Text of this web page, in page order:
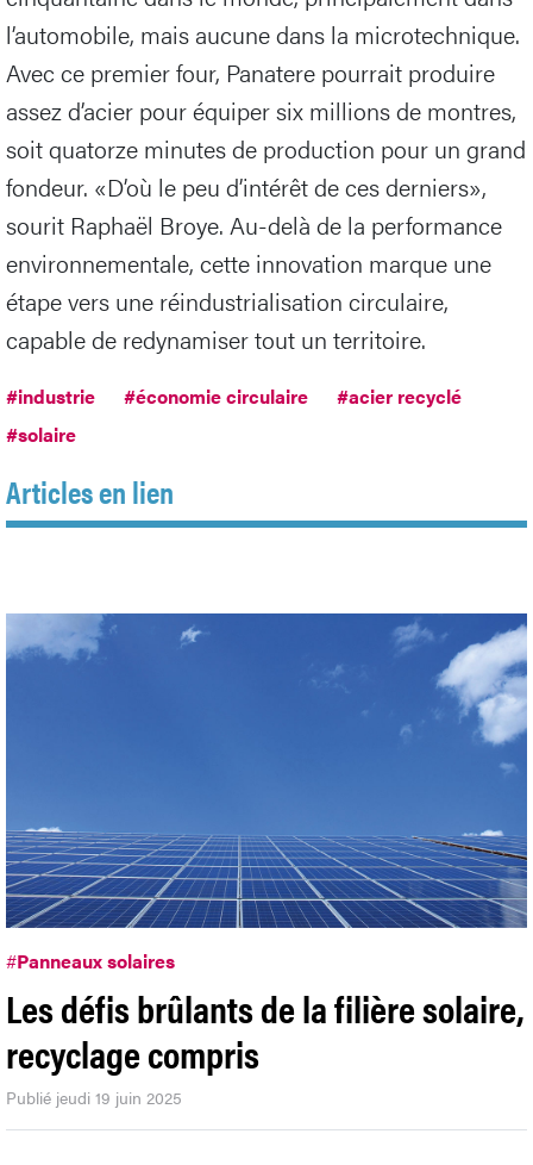
l’automobile, mais aucune dans la microtechnique.
Avec ce premier four, Panatere pourrait produire
assez d’acier pour équiper six millions de montres,
soit quatorze minutes de production pour un grand
fondeur. «D’où le peu d’intérêt de ces derniers»,
sourit Raphaël Broye. Au-delà de la performance
environnementale, cette innovation marque une
étape vers une réindustrialisation circulaire,
capable de redynamiser tout un territoire.
#industrie #économie circulaire
#acier recyclé
#solaire
Articles en lien
#Panneaux solaires
Les défis brûlants de la filière solaire,
recyclage compris
Publié jeudi 19 juin 2025